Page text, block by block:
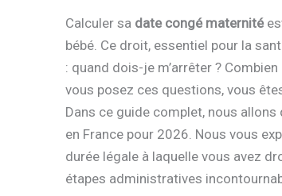
Calculer sa date congé maternité
bébé. Ce droit, essentiel pour la
: quand dois-je m’arrêter ?
vous posez ces questions, vous
Dans ce guide complet, nous
en France pour 2026. Nous vous
durée légale à laquelle vous avez
étapes administratives